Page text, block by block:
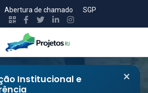
Abertura de chamado SGP
×
Institucional e